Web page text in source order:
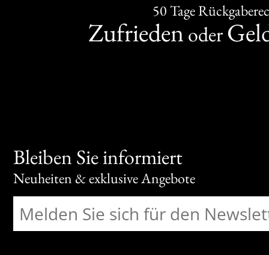
50 Tage
Zufrieden oder
Bleiben Sie informiert
Neuheiten & exklusive Angebote